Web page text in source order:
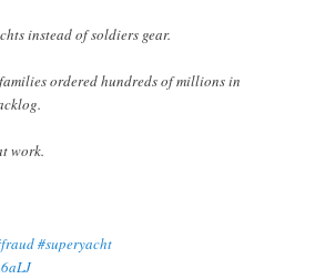
instead of soldiers gear.
ordered hundreds of millions in
work.
#superyacht